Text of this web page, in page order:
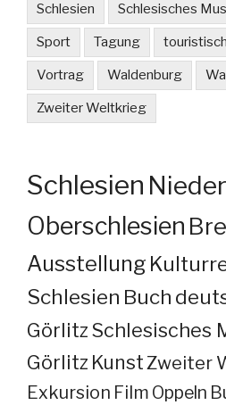
Schlesien Schlesisches
Sport Tagung
Vortrag Waldenburg
Zweiter Weltkrieg
Schlesien
Oberschlesien
Ausstellung
Schlesien Buch
GörlitzSchlesisches
Görlitz KunstZweiter
Exkursion Film Oppeln